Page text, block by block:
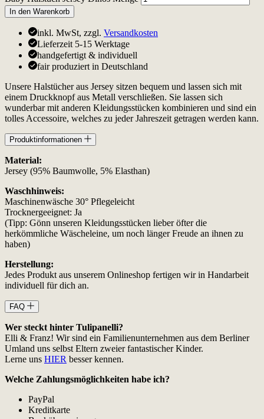
In den Warenkorb
inkl. MwSt, zzgl. Versandkosten
Lieferzeit 5-15 Werktage
handgefertigt & individuell
fair produziert in Deutschland
Unsere Halstücher aus Jersey sitzen bequem und lassen sich mit
einem Druckknopf aus Metall verschließen. Sie lassen sich
wunderbar mit anderen Kleidungsstücken kombinieren und sind ein
tolles Accessoire, welches zu jeder Jahreszeit getragen werden kann.
Produktinformationen
Material:
Jersey (95% Baumwolle, 5% Elasthan)
Waschhinweis:
Maschinenwäsche 30° Pflegeleicht
Trocknergeeignet: Ja
(Tipp: Gönn unseren Kleidungsstücken lieber öfter die
herkömmliche Wäscheleine, um noch länger Freude an ihnen zu
haben)
Herstellung:
Jedes Produkt aus unserem Onlineshop fertigen wir in Handarbeit
individuell für dich an.
FAQ
Wer steckt hinter Tulipanelli?
Elli & Franz! Wir sind ein Familienunternehmen aus dem Berliner
Umland uns selbst Eltern zweier fantastischer Kinder.
Lerne uns HIER besser kennen.
Welche Zahlungsmöglichkeiten habe ich?
PayPal
Kreditkarte